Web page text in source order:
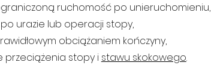
ruchomość po unieruchomieniu,
urazie lub operacji stopy,
obciążaniem kończyny,
stopy i stawu skokowego.